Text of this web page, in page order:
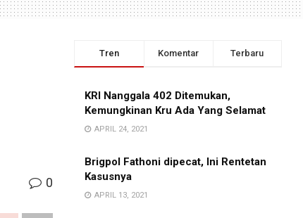
0
Tren Komentar Terbaru
KRI Nanggala 402 Ditemukan,
Kemungkinan Kru Ada Yang Selamat
APRIL 24, 2021
Brigpol Fathoni dipecat, Ini Rentetan
Kasusnya
APRIL 13, 2021